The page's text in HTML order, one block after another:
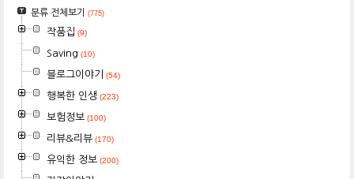
분류 전체보기 (775)
작품집 (9)
Saving (10)
블로그이야기 (54)
행복한 인생 (223)
보험정보 (100)
리뷰&리뷰 (170)
유익한 정보 (200)